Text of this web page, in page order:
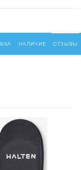
НАЛИЧИЕ ОТЗЫВЫ